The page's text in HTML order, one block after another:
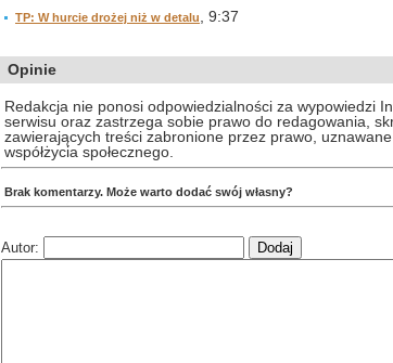
TP: W hurcie drożej niż w detalu , 9:37
Opinie
Redakcja nie ponosi odpowiedzialności za wypowiedzi
serwisu oraz zastrzega sobie prawo do redagowania,
zawierających treści zabronione przez prawo,
współżycia społecznego.
Brak komentarzy. Może warto dodać swój własny?
Autor: